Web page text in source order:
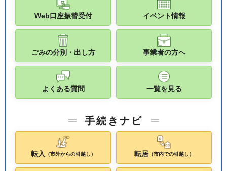
Web口座振替受付 イベント情報
ごみの分別・出し方 事業者の方へ
よくある質問 一覧を見る
手続きナビ
転入 （市外からの引越し） 転居（市内での引越し）